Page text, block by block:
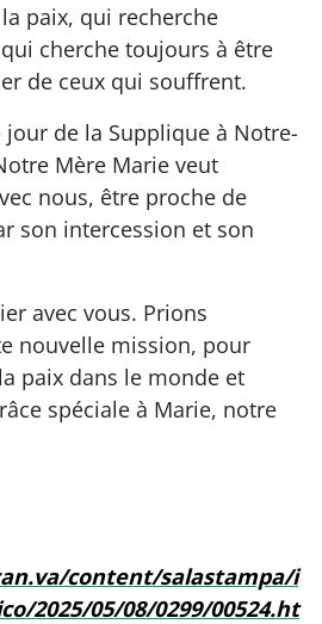
paix, qui recherche
cherche toujours à être
de ceux qui souffrent.
jour de la Supplique à Notre-
Mère Marie veut
nous, être proche de
son intercession et son
avec vous. Prions
nouvelle mission, pour
paix dans le monde et
spéciale à Marie, notre
content/salastampa/i
2025/05/08/0299/00524.ht